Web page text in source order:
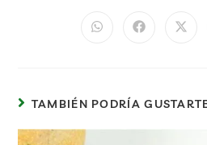
TAMBIÉN PODRÍA